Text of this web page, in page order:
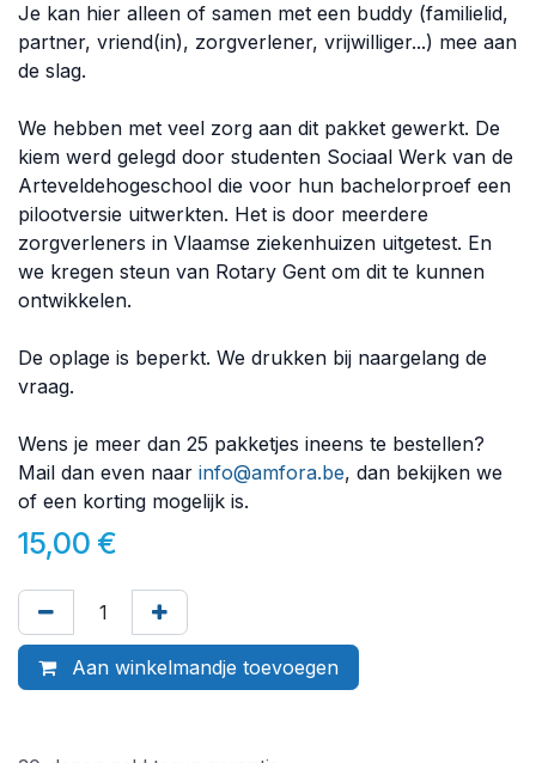
Je kan hier alleen of samen met een buddy (familielid,
partner, vriend(in), zorgverlener, vrijwilliger...) mee aan
de slag.
We hebben met veel zorg aan dit pakket gewerkt. De
kiem werd gelegd door studenten Sociaal Werk van de
Arteveldehogeschool die voor hun bachelorproef een
pilootversie uitwerkten. Het is door meerdere
zorgverleners in Vlaamse ziekenhuizen uitgetest. En
we kregen steun van Rotary Gent om dit te kunnen
ontwikkelen.
De oplage is beperkt. We drukken bij naargelang de
vraag.
Wens je meer dan 25 pakketjes ineens te bestellen?
Mail dan even naar info@amfora.be, dan bekijken we
of een korting mogelijk is.
15,00 €
Aan winkelmandje toevoegen